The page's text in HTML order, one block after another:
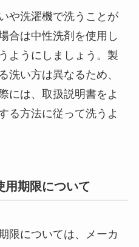
や洗濯機で洗うことが
合は中性洗剤を使用し
ようにしましょう。製
洗い方は異なるため、
には、取扱説明書をよ
る方法に従って洗うよ
用期限について
限については、メーカ